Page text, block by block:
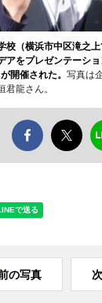
校（横浜市中区滝之
アをプレゼンテーシ
開催された。 写真は
龍さん。
の写真